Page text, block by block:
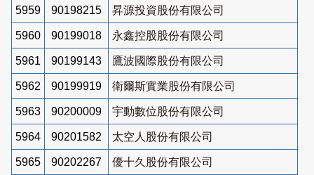
5959 90198215 昇源投資股份有限公司
5960 90199018 永鑫控股股份有限公司
5961 90199143 鷹波國際股份有限公司
5962 90199919 衛爾斯實業股份有限公司
5963 90200009 宇動數位股份有限公司
5964 90201582 太空人股份有限公司
5965 90202267 優十久股份有限公司